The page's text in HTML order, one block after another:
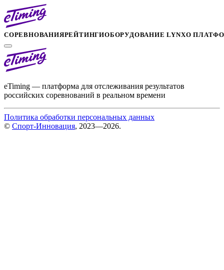
СОРЕВНОВАНИЯРЕЙТИНГИОБОРУДОВАНИЕ LYNXО
eTiming — платформа для отслеживания результатов
российских соревнований в реальном времени
Политика обработки персональных данных
© Спорт-Инновация, 2023—2026.